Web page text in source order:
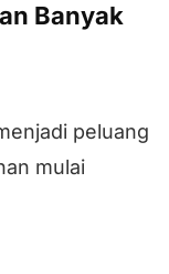
Banyak
peluang
mulai